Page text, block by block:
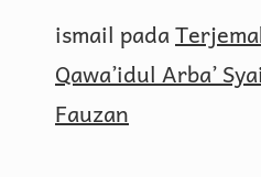
ismail pada
Qawa’idul Arba’
Fauzan